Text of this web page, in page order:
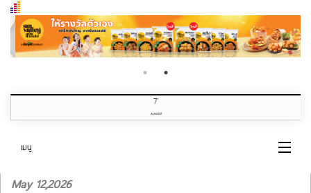
7th
AUGUST
เมนู
หน้าแรก
May 12,2026